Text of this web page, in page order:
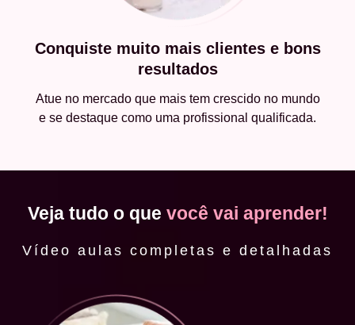
Conquiste muito mais clientes e bons
resultados
Atue no mercado que mais tem crescido no mundo
e se destaque como uma profissional qualificada.
Veja tudo o que você vai aprender!
Vídeo aulas completas e detalhadas